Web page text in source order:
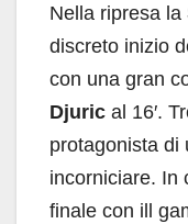
Nella ripresa la
discreto inizio
con una gran
Djuric al 16′.
protagonista di
incorniciare. In
finale con ill